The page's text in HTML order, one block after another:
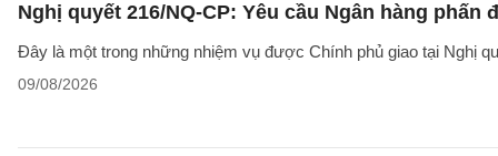
Nghị quyết 216/NQ-CP: Yêu cầu Ngân hàng phấn
Đây là một trong những nhiệm vụ được Chính phủ giao tại Nghị
09/08/2026